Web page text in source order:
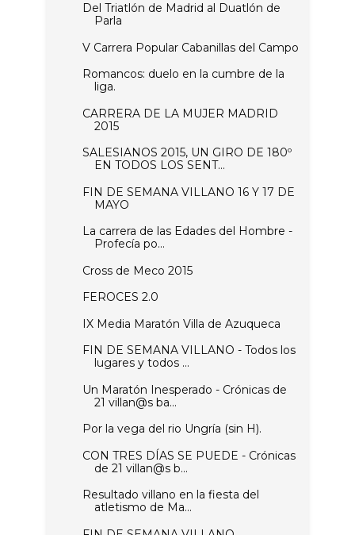
Del Triatlón de Madrid al Duatlón de
Parla
V Carrera Popular Cabanillas del Campo
Romancos: duelo en la cumbre de la
liga.
CARRERA DE LA MUJER MADRID
2015
SALESIANOS 2015, UN GIRO DE 180º
EN TODOS LOS SENT...
FIN DE SEMANA VILLANO 16 Y 17 DE
MAYO
La carrera de las Edades del Hombre -
Profecía po...
Cross de Meco 2015
FEROCES 2.0
IX Media Maratón Villa de Azuqueca
FIN DE SEMANA VILLANO - Todos los
lugares y todos ...
Un Maratón Inesperado - Crónicas de
21 villan@s ba...
Por la vega del rio Ungría (sin H).
CON TRES DÍAS SE PUEDE - Crónicas
de 21 villan@s b...
Resultado villano en la fiesta del
atletismo de Ma...